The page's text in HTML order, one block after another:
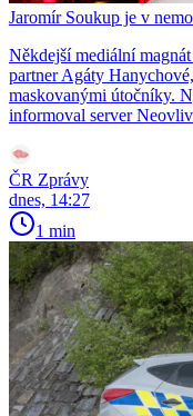
Jaromír Soukup je v
Někdejší mediální
partner Agáty
maskovanými útočníky.
informoval server
ČR Zprávy
dnes, 14:27
1 min